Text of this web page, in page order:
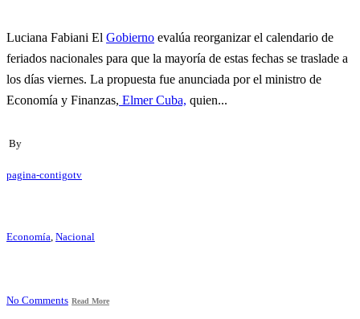
Luciana Fabiani El Gobierno evalúa reorganizar el calendario de
feriados nacionales para que la mayoría de estas fechas se traslade a
los días viernes. La propuesta fue anunciada por el ministro de
Economía y Finanzas, Elmer Cuba, quien...
By
pagina-contigotv
Economía, Nacional
No Comments Read More